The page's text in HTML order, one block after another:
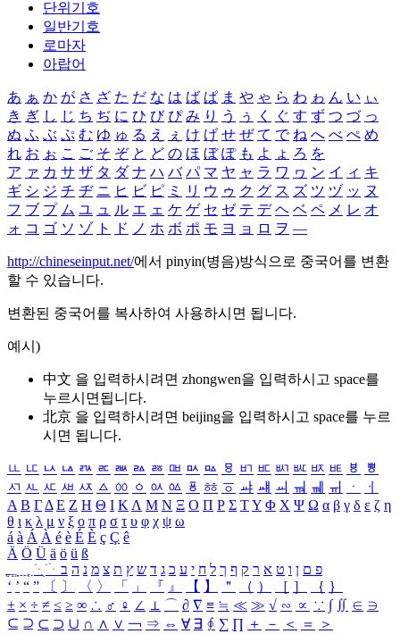
단위기호
일반기호
로마자
아랍어
あ ぁ か が さ ざ た だ な は ば ぱ ま や ゃ ら わ ゎ ん い ぃ
き ぎ し じ ち ぢ に ひ び ぴ み り う ぅ く ぐ す ず つ づ っ
ぬ ふ ぶ ぷ む ゆ ゅ る え ぇ け げ せ ぜ て で ね へ べ ぺ め
れ お ぉ こ ご そ ぞ と ど の ほ ぼ ぽ も よ ょ ろ を
ア ァ カ サ ザ タ ダ ナ ハ バ パ マ ヤ ャ ラ ワ ヮ ン イ ィ キ
ギ シ ジ チ ヂ ニ ヒ ビ ピ ミ リ ウ ゥ ク グ ス ズ ツ ヅ ッ ヌ
フ ブ プ ム ユ ュ ル エ ェ ケ ゲ セ ゼ テ デ ヘ ベ ペ メ レ オ
ォ コ ゴ ソ ゾ ト ド ノ ホ ボ ポ モ ヨ ョ ロ ヲ ―
http://chineseinput.net/에서 pinyin(병음)방식으로 중국어를 변환
할 수 있습니다.
변환된 중국어를 복사하여 사용하시면 됩니다.
예시)
中文 을 입력하시려면 zhongwen을 입력하시고 space를
누르시면됩니다.
北京 을 입력하시려면 beijing을 입력하시고 space를 누르
시면 됩니다.
ㅥ ㅦ ㅧ ㅨ ㅩ ㅪ ㅫ ㅬ ㅭ ㅮ ㅯ ㅰ ㅱ ㅲ ㅳ ㅴ ㅵ ㅶ ㅷ ㅸ
ㅹ
ㅺ ㅻ ㅼ ㅽ ㅾ ㅿ ㆀ ㆁ ㆂ ㆃ ㆄ ㆅ ㆆ ㆇ ㆈ ㆉ ㆊ ㆋ ㆌ ㆍ
ㆎ
Α Β ΓΔ Ε Ζ Η Θ Ι ΚΛ Μ Ν Ξ Ο Π Ρ Σ ΤΥ Φ Χ Ψ Ω α β γ δ ε ζ η
θ ι κ λ μ ν ξ ο π ρ σ τ υ φ χ ψ ω
á à Á À é è É È ç Ç ê
Ä Ö Ü ä ö ü ß
ִֶֹ ֻּ ׁׂ פ ם ן ו ט א ר ק ף ך ל ח י ע כ ג ד ש ץ ת צ מ נ ה ב
‘ ’ “ ” 〔 〕 〈 〉 「 」 『 』 【 】 ＂ （ ） ［ ］ ｛ ｝
± × ÷ ≠ ≤ ≥ ∞ ∴ ♂ ♀ ∠ ⊥ ⌒ ∂ ∇ ≡ ≒ ≪ ≫ √ ∽ ∝ ∵ ∫ ∬ ∈ ∋
⊆ ⊇ ⊂ ⊃ ∪ ∩ ∧ ∨ ￢ ⇒ ⇔ ∀ ∃ ∮ ∑ ∏ ＋ － ＜ ＝
＞